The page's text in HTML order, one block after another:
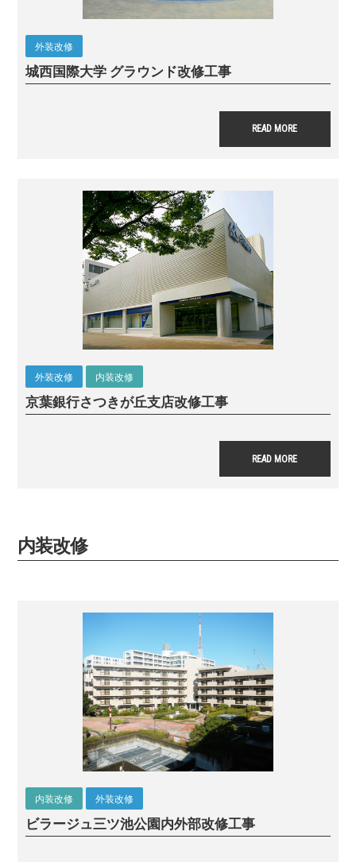
外装改修
城西国際大学 グラウンド改修工事
READ MORE
外装改修 内装改修
京葉銀行さつきが丘支店改修工事
READ MORE
内装改修
内装改修 外装改修
ビラージュ三ツ池公園内外部改修工事